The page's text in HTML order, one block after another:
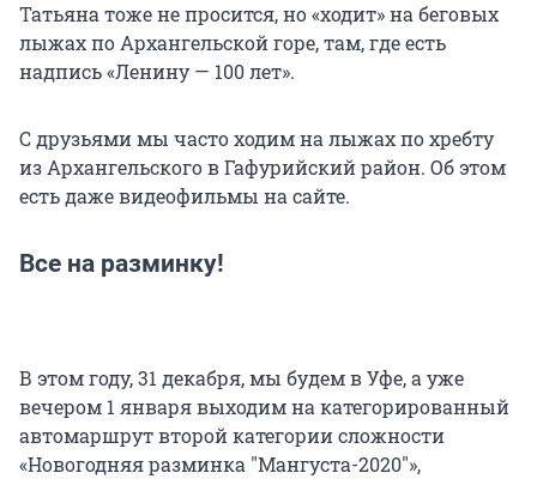
Татьяна тоже не просится, но «ходит» на беговых
лыжах по Архангельской горе, там, где есть
надпись «Ленину — 100 лет».
С друзьями мы часто ходим на лыжах по хребту
из Архангельского в Гафурийский район. Об этом
есть даже видеофильмы на сайте.
Все на разминку!
В этом году, 31 декабря, мы будем в Уфе, а уже
вечером 1 января выходим на категорированный
автомаршрут второй категории сложности
«Новогодняя разминка "Мангуста-2020"»,